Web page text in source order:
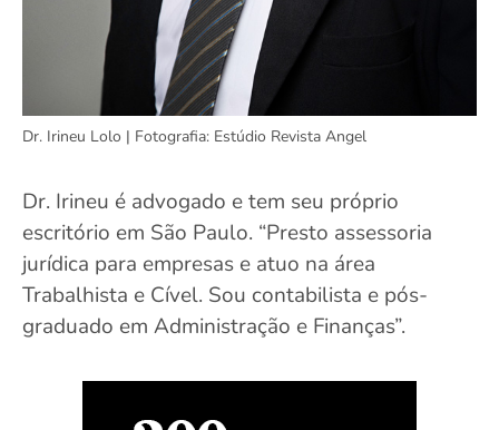
Dr. Irineu Lolo | Fotografia: Estúdio Revista Angel
Dr. Irineu é advogado e tem seu próprio
escritório em São Paulo. “Presto assessoria
jurídica para empresas e atuo na área
Trabalhista e Cível. Sou contabilista e pós-
graduado em Administração e Finanças”.